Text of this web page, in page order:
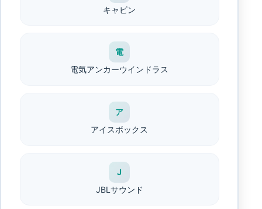
キャビン
電
電気アンカーウインドラス
ア
アイスボックス
J
JBLサウンド